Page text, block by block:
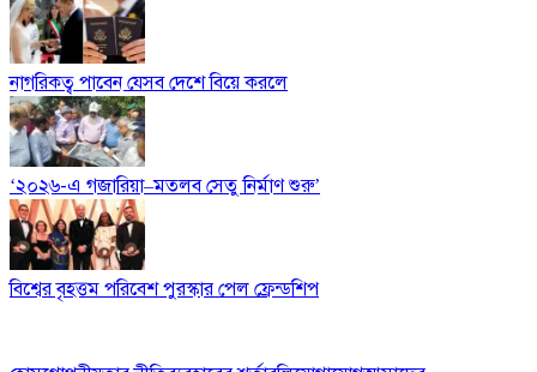
নাগরিকত্ব পাবেন যেসব দেশে বিয়ে করলে
‘২০২৬-এ গজারিয়া–মতলব সেতু নির্মাণ শুরু’
বিশ্বের বৃহত্তম পরিবেশ পুরস্কার পেল ফ্রেন্ডশিপ